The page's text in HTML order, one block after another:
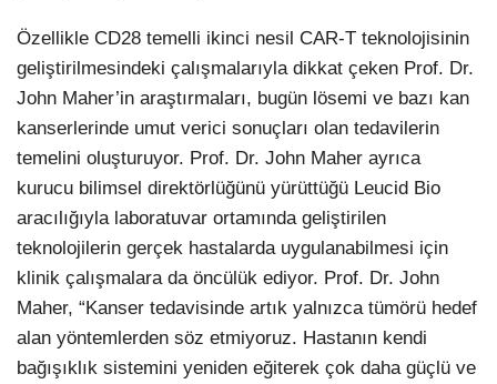
Özellikle CD28 temelli ikinci nesil CAR-T teknolojisinin
geliştirilmesindeki çalışmalarıyla dikkat çeken Prof. Dr.
John Maher’in araştırmaları, bugün lösemi ve bazı kan
kanserlerinde umut verici sonuçları olan tedavilerin
temelini oluşturuyor. Prof. Dr. John Maher ayrıca
kurucu bilimsel direktörlüğünü yürüttüğü Leucid Bio
aracılığıyla laboratuvar ortamında geliştirilen
teknolojilerin gerçek hastalarda uygulanabilmesi için
klinik çalışmalara da öncülük ediyor. Prof. Dr. John
Maher, “Kanser tedavisinde artık yalnızca tümörü hedef
alan yöntemlerden söz etmiyoruz. Hastanın kendi
bağışıklık sistemini yeniden eğiterek çok daha güçlü ve